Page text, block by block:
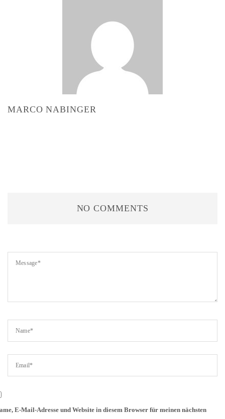
MARCO NABINGER
NO COMMENTS
E-Mail-Adresse und Website in diesem Browser für meinen nächsten